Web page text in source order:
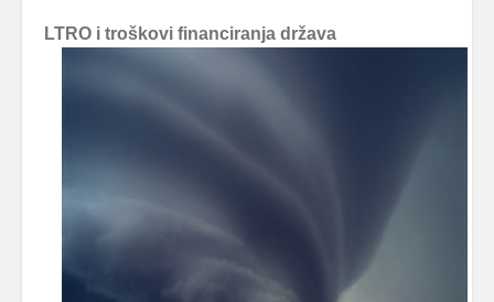
LTRO i troškovi financiranja država